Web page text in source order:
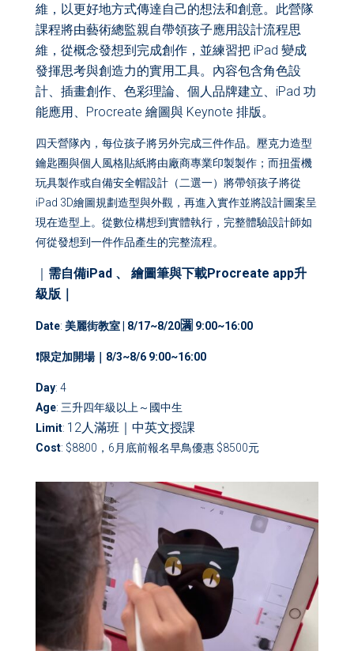
維，以更好地方式傳達自己的想法和創意。此營隊
課程將由藝術總監親自帶領孩子應用設計流程思
維，從概念發想到完成創作，並練習把 iPad 變成
發揮思考與創造力的實用工具。內容包含角色設
計、插畫創作、色彩理論、個人品牌建立、iPad 功
能應用、Procreate 繪圖與 Keynote 排版。
四天營隊內，每位孩子將另外完成三件作品。壓克力造型
鑰匙圈與個人風格貼紙將由廠商專業印製製作；而扭蛋機
玩具製作或自備安全帽設計（二選一）將帶領孩子將從
iPad 3D繪圖規劃造型與外觀，再進入實作並將設計圖案呈
現在造型上。從數位構想到實體執行，完整體驗設計師如
何從發想到一件作品產生的完整流程。
｜ 需⾃備iPad 、 繪圖筆與下載Procreate app升
級版｜
Date: 美麗街教室 | 8/17~8/20🈵 9:00~16:00
❗️限定加開場｜8/3~8/6 9:00~16:00
Day: 4
Age: 三升四年級以上～國中生
Limit: 12人滿班｜中英文授課
Cost: $8800，6月底前報名早鳥優惠 $8500元